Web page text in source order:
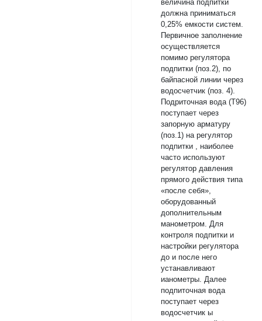
величина подпитки
должна приниматься
0,25% емкости систем.
Первичное заполнение
осуществляется
помимо регулятора
подпитки (поз.2), по
байпасной линии через
водосчетчик (поз. 4).
Подриточная вода (Т96)
поступает через
запорную арматуру
(поз.1) на регулятор
подпитки , наиболее
часто используют
регулятор давления
прямого действия типа
«после себя»,
оборудованный
дополнительным
манометром. Для
контроля подпитки и
настройки регулятора
до и после него
устанавливают
ианометры. Далее
подпиточная вода
поступает через
водосчетчик ы